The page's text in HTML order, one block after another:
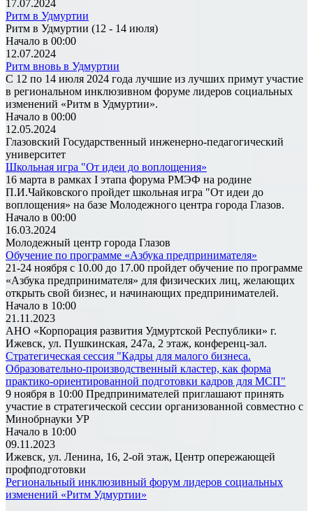
17.07.2024
Ритм в Удмуртии
Ритм в Удмуртии (12 - 14 июля)
Начало в 00:00
12.07.2024
Ритм вновь в Удмуртии
С 12 по 14 июля 2024 года лучшие из лучших примут участие
в региональном инклюзивном форуме лидеров социальных
изменений «Ритм в Удмуртии».
Начало в 00:00
12.05.2024
Глазовский Государственный инженерно-педагогический
университет
Школьная игра "От идеи до воплощения»
16 марта в рамках I этапа форума РМЭФ на родине
П.И.Чайковского пройдет школьная игра "От идеи до
воплощения» на базе Молодежного центра города Глазов.
Начало в 00:00
16.03.2024
Молодежный центр города Глазов
Обучение по программе «Азбука предпринимателя»
21-24 ноября с 10.00 до 17.00 пройдет обучение по программе
«Азбука предпринимателя» для физических лиц, желающих
открыть свой бизнес, и начинающих предпринимателей.
Начало в 10:00
21.11.2023
АНО «Корпорация развития Удмуртской Республики» г.
Ижевск, ул. Пушкинская, 247а, 2 этаж, конференц-зал.
Стратегическая сессия "Кадры для малого бизнеса.
Образовательно-производственный кластер, как форма
практико-ориентированной подготовки кадров для МСП"
9 ноября в 10:00 Предпринимателей приглашают принять
участие в стратегической сессии организованной совместно с
Минобрнауки УР
Начало в 10:00
09.11.2023
Ижевск, ул. Ленина, 16, 2-ой этаж, Центр опережающей
профподготовки
Региональный инклюзивный форум лидеров социальных
изменений «Ритм Удмуртии»